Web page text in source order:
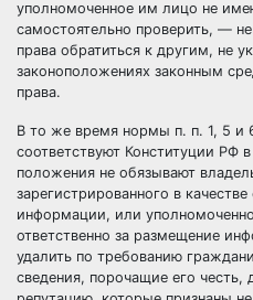
уполномоченное им лицо не
самостоятельно проверить, —
права обратиться к другим, не
законоположениях законным
права.
В то же время нормы п. п. 1, 5 и
соответствуют Конституции РФ
положения не обязывают
зарегистрированного в
информации, или
ответственно за размещение
удалить по требованию
сведения, порочащие его